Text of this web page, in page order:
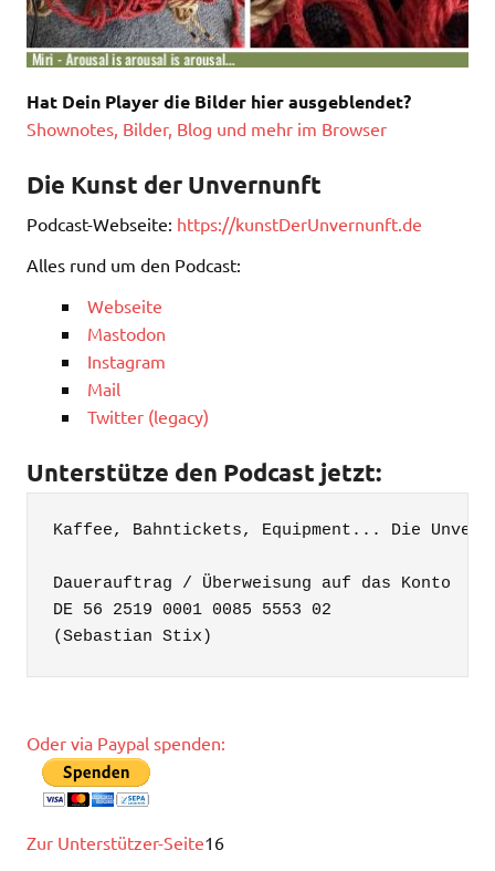
Hat Dein Player die Bilder hier ausgeblendet?
Shownotes, Bilder, Blog und mehr im Browser
Die Kunst der Unvernunft
Podcast-Webseite: https://kunstDerUnvernunft.de
Alles rund um den Podcast:
Webseite
Mastodon
Instagram
Mail
Twitter (legacy)
Unterstütze den Podcast jetzt:
Kaffee, Bahntickets, Equipment... Die
Dauerauftrag / Überweisung auf das Konto
DE 56 2519 0001 0085 5553 02
(Sebastian Stix)
Oder via Paypal spenden:
Zur Unterstützer-Seite16